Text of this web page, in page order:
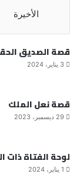
الأخيرة
قصة الصديق
3 يناير، 2024
قصة نعل الملك
29 ديسمبر، 2023
لوحة الفتاة ذات
1 يناير، 2024